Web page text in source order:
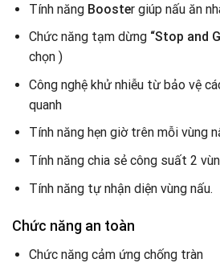
Tính năng Booster giúp nấu ăn
Chức năng tạm dừng “Stop and
chọn )
Công nghệ khử nhiễu từ bảo vệ
quanh
Tính năng hẹn giờ trên mỗi vùng
Tính năng chia sẻ công suất 2
Tính năng tự nhận diện vùng nấu.
Chức năng an toàn
Chức năng cảm ứng chống tràn